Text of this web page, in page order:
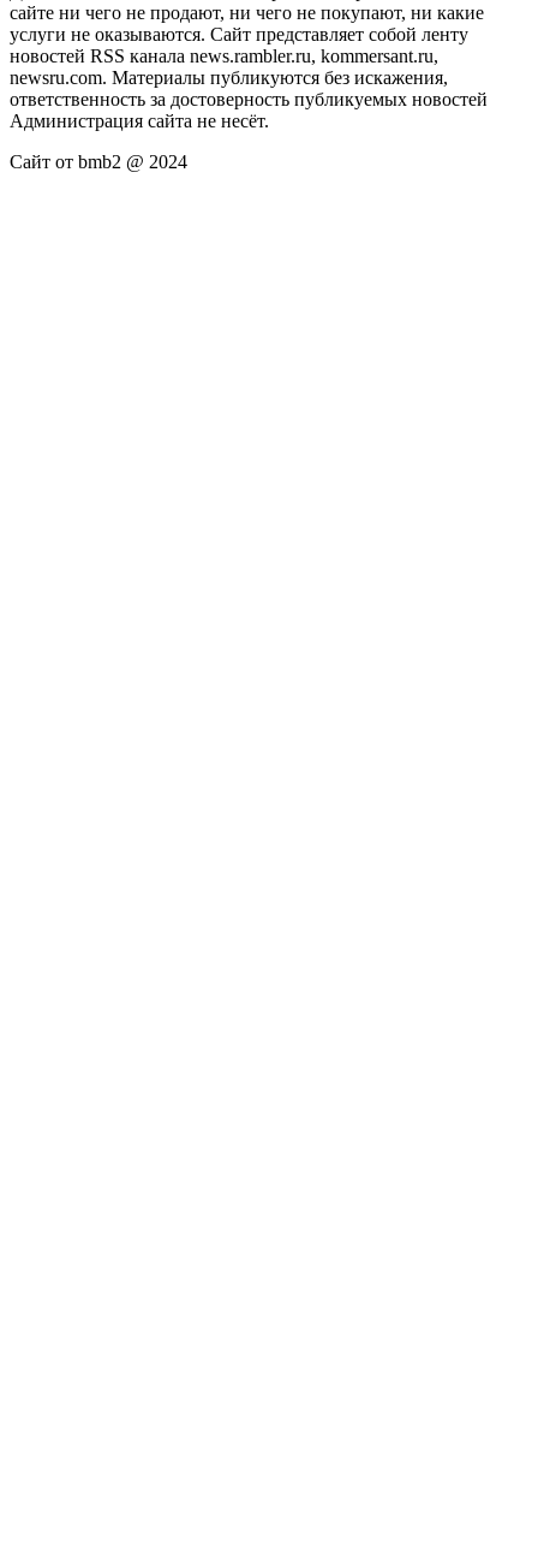
сайте ни чего не продают, ни чего не покупают, ни какие
услуги не оказываются. Сайт представляет собой ленту
новостей RSS канала news.rambler.ru, kommersant.ru,
newsru.com. Материалы публикуются без искажения,
ответственность за достоверность публикуемых новостей
Администрация сайта не несёт.
Сайт от bmb2 @ 2024